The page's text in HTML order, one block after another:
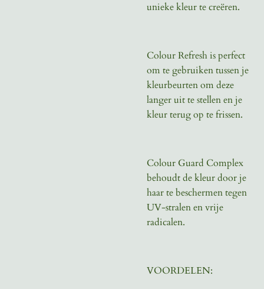
unieke kleur te creëren.
Colour Refresh is perfect
om te gebruiken tussen je
kleurbeurten om deze
langer uit te stellen en je
kleur terug op te frissen.
Colour Guard Complex
behoudt de kleur door je
haar te beschermen tegen
UV-stralen en vrije
radicalen.
VOORDELEN: